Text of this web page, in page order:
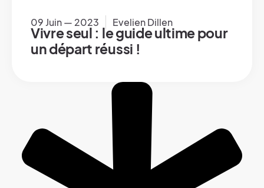
09 Juin — 2023 Evelien Dillen
Vivre seul : le guide ultime pour
un départ réussi !